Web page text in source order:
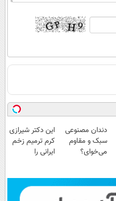
دندان مصنوعی
سبک و مقاوم
می‌خوای؟
📍تهران
این دکتر شیرازی
کرم ترمیم زخم
ایرانی را